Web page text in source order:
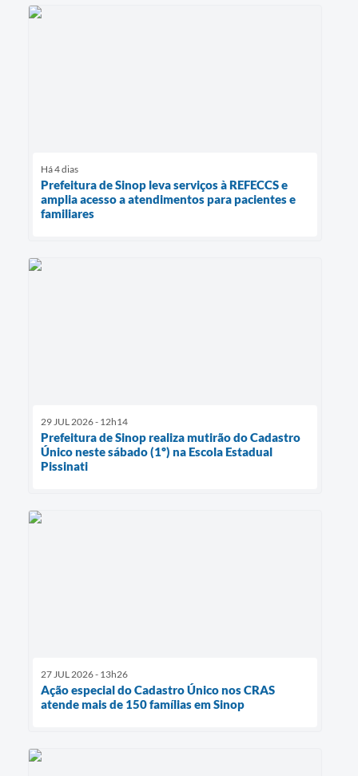
Há 4 dias
Prefeitura de Sinop leva serviços à REFECCS e
amplia acesso a atendimentos para pacientes e
familiares
29 JUL 2026 - 12h14
Prefeitura de Sinop realiza mutirão do Cadastro
Único neste sábado (1º) na Escola Estadual
Pissinati
27 JUL 2026 - 13h26
Ação especial do Cadastro Único nos CRAS
atende mais de 150 famílias em Sinop